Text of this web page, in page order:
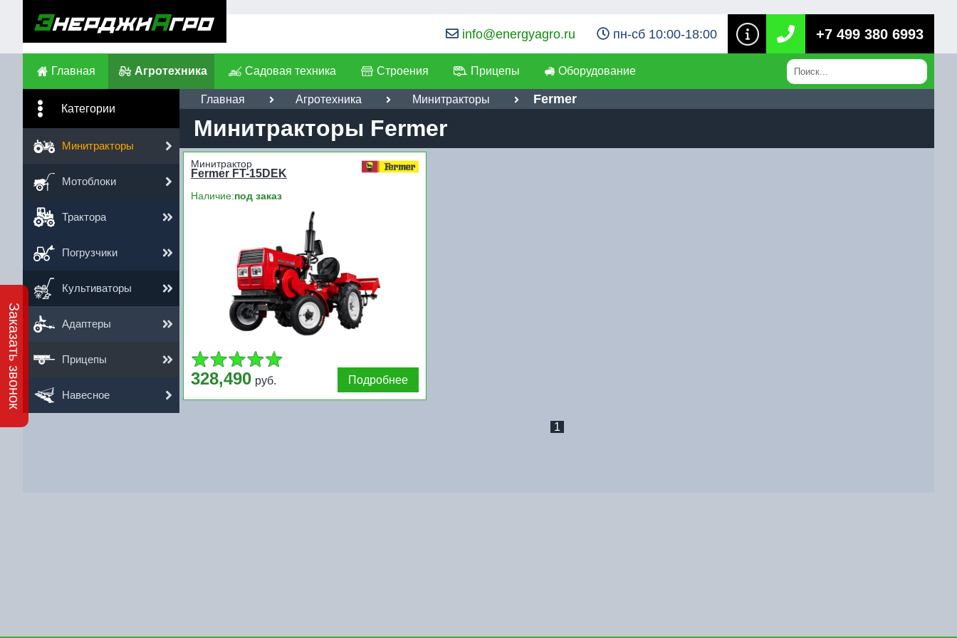
info@energyagro.ru пн-сб 10:00-18:00 +7 499 380 6993
Главная Агротехника Садовая техника Строения Прицепы Оборудование
Категории
Минитракторы
Мотоблоки
Трактора
Погрузчики
Культиваторы
Адаптеры
Прицепы
Навесное
Главная Агротехника Минитракторы Fermer
Минитракторы Fermer
Минитрактор
Fermer FT-15DEK
Наличие:под заказ
328,490 руб. Подробнее
1
Заказать звонок